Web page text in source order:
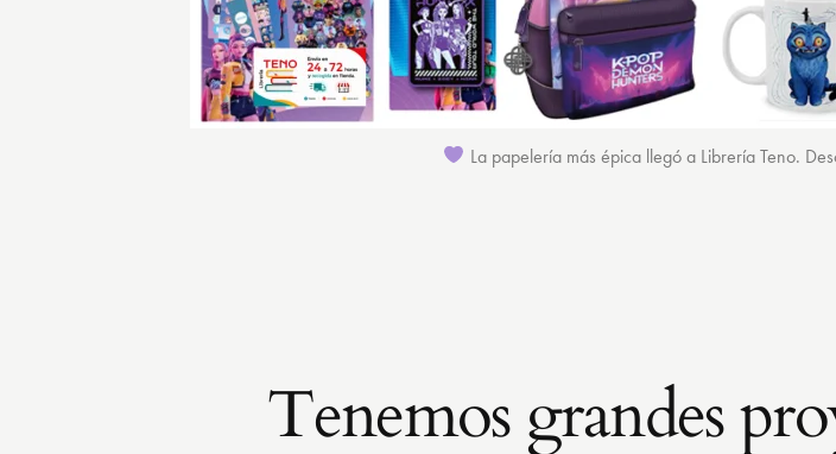
La papelería más épica llegó a Librería Teno.
Tenemos grandes